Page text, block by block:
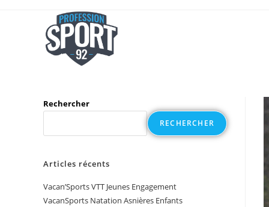
Rechercher
RECHERCHER
Articles récents
Vacan’Sports VTT Jeunes Engagement
VacanSports Natation Asnières Enfants